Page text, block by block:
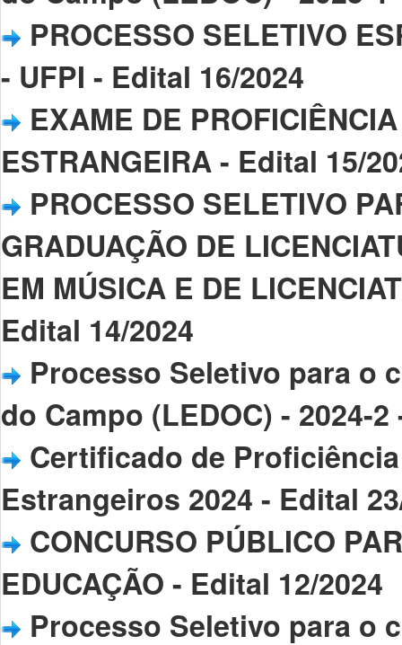
PROCESSO SELETIVO
- UFPI - Edital 16/2024
EXAME DE
ESTRANGEIRA - Edital 15/
PROCESSO SELETIVO
GRADUAÇÃO DE
EM MÚSICA E DE
Edital 14/2024
Processo Seletivo para o
do Campo (LEDOC) - 2024-
Certificado de
Estrangeiros 2024 - Edital
CONCURSO PÚBLICO
EDUCAÇÃO - Edital 12/2024
Processo Seletivo para o